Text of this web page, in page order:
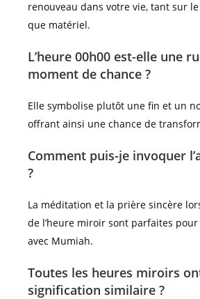
renouveau dans votre vie, tant sur
que matériel.
L’heure 00h00 est-elle une
moment de chance ?
Elle symbolise plutôt une fin et un
offrant ainsi une chance de
Comment puis-je invoquer
?
La méditation et la prière sincère
de l’heure miroir sont parfaites
avec Mumiah.
Toutes les heures miroirs
signification similaire ?